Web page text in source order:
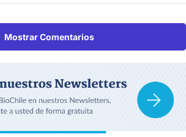
Mostrar Comentarios